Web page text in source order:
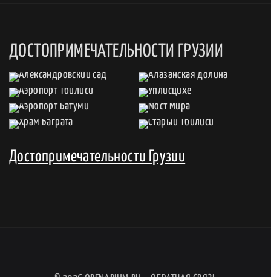
ДОСТОПРИМЕЧАТЕЛЬНОСТИ ГРУЗИИ
Достопримечательности Грузии